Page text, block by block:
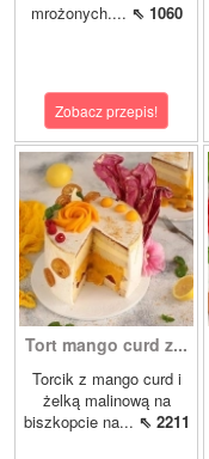
mrożonych.... ⇖ 1060
Zobacz przepis!
Tort mango curd z...
Torcik z mango curd i
żelką malinową na
biszkopcie na... ⇖ 2211